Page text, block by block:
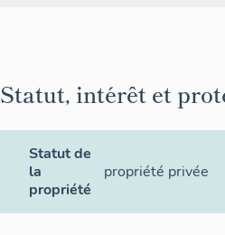
Statut, intérêt et
Statut de
la
propriété
propriété privée